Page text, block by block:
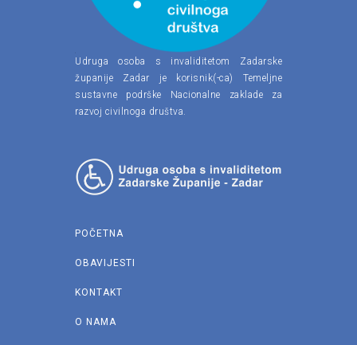
Udruga osoba s invaliditetom Zadarske
županije Zadar je korisnik(-ca) Temeljne
sustavne podrške Nacionalne zaklade za
razvoj civilnoga društva.
POČETNA
OBAVIJESTI
KONTAKT
O NAMA